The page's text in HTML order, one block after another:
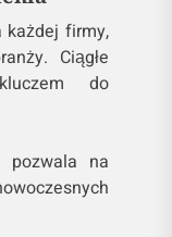
każdej firmy,
Ciągłe
do
pozwala na